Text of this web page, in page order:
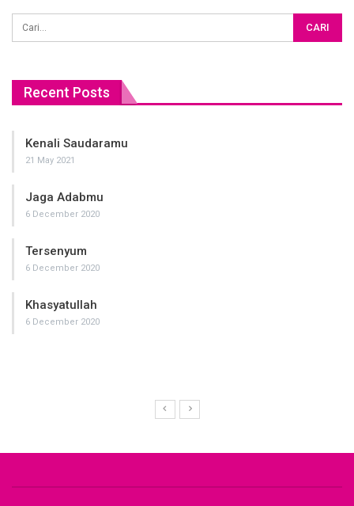
Recent Posts
Kenali Saudaramu
21 May 2021
Jaga Adabmu
6 December 2020
Tersenyum
6 December 2020
Khasyatullah
6 December 2020